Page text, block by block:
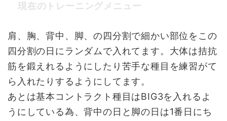
現在のトレーニングメニュー
肩、胸、背中、脚、の四分割で細かい部位をこの
四分割の日にランダムで入れてます。大体は拮抗
筋を鍛えれるようにしたり苦手な種目を練習がて
ら入れたりするようにしてます。
あとは基本コントラクト種目はBIG3を入れるよ
うにしている為、背中の日と脚の日は1番日にち